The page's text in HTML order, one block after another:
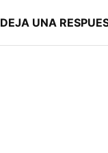
DEJA UNA